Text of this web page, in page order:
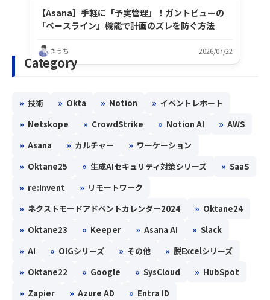
【Asana】手軽に「予実管理」！ガントビューの
「ベースライン」機能で計画のズレを防ぐ方法
きうち 2026/07/22
Category
» 技術 » Okta » Notion » イベントレポート
» Netskope » CrowdStrike » Notion AI » AWS
» Asana » カルチャー » ワーケーション
» Oktane25 » 生成AIセキュリティ対策シリーズ » SaaS
» re:Invent » リモートワーク
» ネクストモードアドベントカレンダー2024 » Oktane24
» Oktane23 » Keeper » Asana AI » Slack
» AI » OIGシリーズ » その他 » 脱Excelシリーズ
» Oktane22 » Google » SysCloud » HubSpot
» Zapier » Azure AD » Entra ID